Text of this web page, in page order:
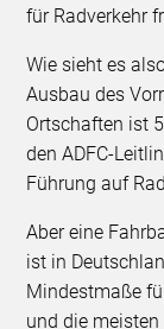
für Radverkehr
Wie sieht es
Ausbau des
Ortschaften ist
den ADFC-
Führung auf
Aber eine
ist in
Mindestmaße
und die